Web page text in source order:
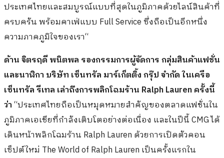
ประเทศไทยและสมบูรณ์แบบที่สุดในภูมิภาคด้วยไลน์สินค้าที่
ครบครัน พร้อมคาเฟ่แบบ Full Service ซึ่งถือเป็นอีกหนึ่ง
ความภาคภูมิใจของเรา“
ด้าน จิตรฤดี พนิตพล รองกรรมการผู้จัดการ กลุ่มสินค้าแฟชั่น
และนาฬิกา บริษัท เซ็นทรัล มาร์เก็ตติ้ง กรุ๊ป จำกัด ในเครือ
เซ็นทรัล รีเทล เล่าถึงการพลิกโฉมร้าน Ralph Laurenครั้งนี้
ว่า“ประเทศไทยถือเป็นหมุดหมายสำคัญของตลาดแฟชั่นใน
ภูมิภาคเอเชียที่กำลังเติบโตอย่างต่อเนื่อง และในปีนี้ CMG ได้
เดินหน้าพลิกโฉมร้าน Ralph Lauren ด้วยการเปิดตัวคอน
เซ็ปต์ใหม่ The World of Ralph Lauren เป็นครั้งแรกใน